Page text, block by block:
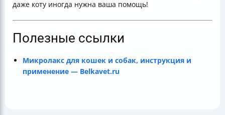
даже коту иногда нужна ваша помощь!
Полезные ссылки
Микролакс для кошек и собак, инструкция и
применение — Belkavet.ru